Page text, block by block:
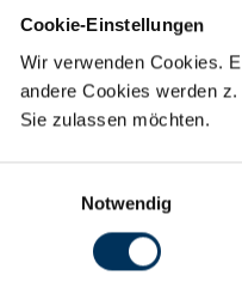
Cookie-Einstellungen
Wir verwenden Cookies.
andere Cookies werden
Sie zulassen möchten.
Notwendig